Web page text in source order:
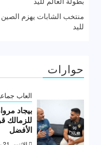
منتخب الشابات يهزم الصين
لليد
حوارات
العاب
بيجاد
للزمالك
الأفضل